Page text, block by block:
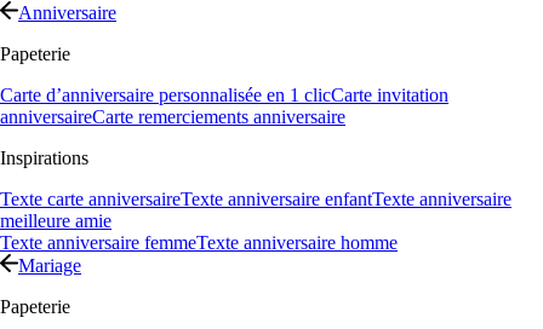
Anniversaire
Papeterie
Carte d’anniversaire personnalisée en 1 clicCarte invitation
anniversaireCarte remerciements anniversaire
Inspirations
Texte carte anniversaireTexte anniversaire enfantTexte anniversaire
meilleure amie
Texte anniversaire femmeTexte anniversaire homme
Mariage
Papeterie